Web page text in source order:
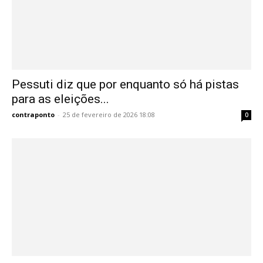
Pessuti diz que por enquanto só há pistas
para as eleições...
contraponto - 25 de fevereiro de 2026 18:08 0